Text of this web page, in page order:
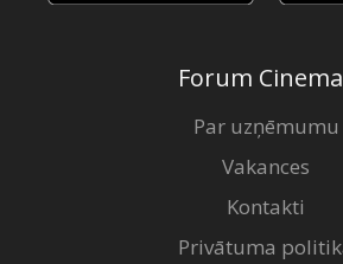
Forum
Par uzņēmumu
Vakances
Kontakti
Privātuma